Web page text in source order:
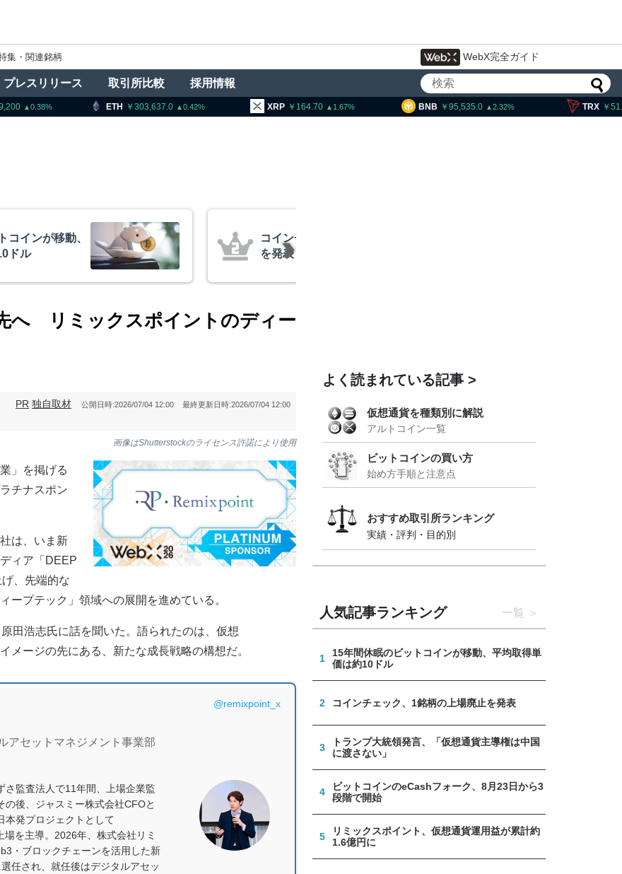
集・関連銘柄 WebX完全ガイド
プレスリリース 取引所比較 採用情報
0.38 ETH 303,637.0 0.42 XRP 164.70 1.67 BNB 95,535.0 2.32 TRX 51.87
コインが移動、
ドル
コインチェック、1銘柄の上場廃止
を発表
へ リミックスポイントのディー
PR 独自取材 公開日時:2026/07/04 12:00 最終更新日時:2026/07/04 12:00
画像はShutterstockのライセンス許諾により使用
」を掲げる
チナスポン
は、いま新
ィア「DEEP
、先端的な
ープテック」領域への展開を進めている。
田浩志氏に話を聞いた。語られたのは、仮想
メージの先にある、新たな成長戦略の構想だ。
@remixpoint_x
アセットマネジメント事業部
さ監査法人で11年間、上場企業監
後、ジャスミー株式会社CFOと
本発プロジェクトとして
を主導。2026年、株式会社リミ
・ブロックチェーンを活用した新
任され、就任後はデジタルアセッ
よく読まれている記事
仮想通貨を種類別に解説
アルトコイン一覧
ビットコインの買い方
始め方手順と注意点
おすすめ取引所ランキング
実績・評判・目的別
人気記事ランキング 一覧
1
15年間休眠のビットコインが移動、平均取得単
価は約10ドル
2 コインチェック、1銘柄の上場廃止を発表
3
トランプ大統領発言、「仮想通貨主導権は中国
に渡さない」
4
ビットコインのeCashフォーク、8月23日から3
段階で開始
5
リミックスポイント、仮想通貨運用益が累計約
1.6億円に